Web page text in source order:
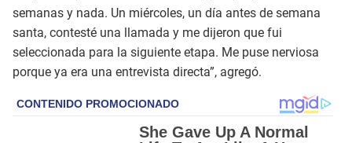
semanas y nada. Un miércoles, un día antes de semana
santa, contesté una llamada y me dijeron que fui
seleccionada para la siguiente etapa. Me puse nerviosa
porque ya era una entrevista directa”, agregó.